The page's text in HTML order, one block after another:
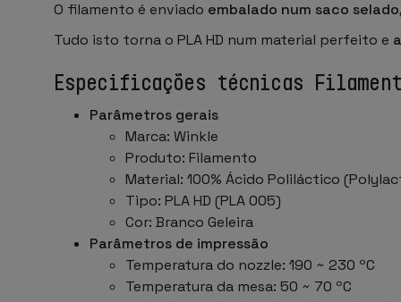
O filamento é enviado embalado num saco selado
Tudo isto torna o PLA HD num material perfeito e
Especificações técnicas
Parâmetros gerais
Marca: Winkle
Produto: Filamento
Material: 100% Ácido Poliláctico
Tipo: PLA HD (PLA 005)
Cor: Branco Geleira
Parâmetros de impressão
Temperatura do nozzle: 190 ~ 230 ºC
Temperatura da mesa: 50 ~ 70 ºC